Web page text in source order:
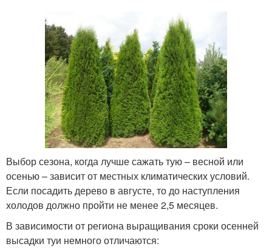
Выбор сезона, когда лучше сажать тую – весной или
осенью – зависит от местных климатических условий.
Если посадить дерево в августе, то до наступления
холодов должно пройти не менее 2,5 месяцев.
В зависимости от региона выращивания сроки осенней
высадки туи немного отличаются: